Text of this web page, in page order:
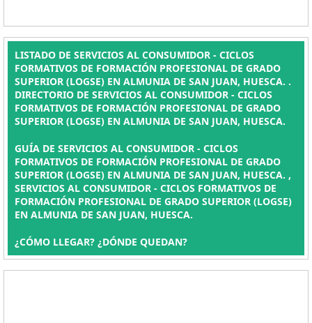
LISTADO DE SERVICIOS AL CONSUMIDOR - CICLOS
FORMATIVOS DE FORMACIÓN PROFESIONAL DE GRADO
SUPERIOR (LOGSE) EN ALMUNIA DE SAN JUAN, HUESCA. .
DIRECTORIO DE SERVICIOS AL CONSUMIDOR - CICLOS
FORMATIVOS DE FORMACIÓN PROFESIONAL DE GRADO
SUPERIOR (LOGSE) EN ALMUNIA DE SAN JUAN, HUESCA.
GUÍA DE SERVICIOS AL CONSUMIDOR - CICLOS
FORMATIVOS DE FORMACIÓN PROFESIONAL DE GRADO
SUPERIOR (LOGSE) EN ALMUNIA DE SAN JUAN, HUESCA. ,
SERVICIOS AL CONSUMIDOR - CICLOS FORMATIVOS DE
FORMACIÓN PROFESIONAL DE GRADO SUPERIOR (LOGSE)
EN ALMUNIA DE SAN JUAN, HUESCA.
¿CÓMO LLEGAR? ¿DÓNDE QUEDAN?